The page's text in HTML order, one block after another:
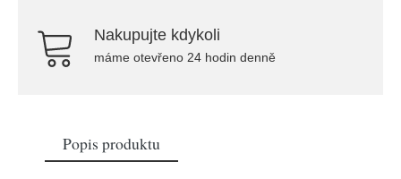
Nakupujte kdykoli
máme otevřeno 24 hodin denně
Popis produktu